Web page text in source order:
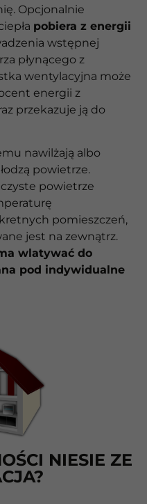
Opcjonalnie
pobiera z energii
wstępnej
płynącego z
wentylacyjna może
energii z
przekazuje ją do
nawilżają albo
powietrze.
powietrze
pomieszczeń,
jest na zewnątrz.
wlatywać do
pod indywidualne
NIESIE ZE